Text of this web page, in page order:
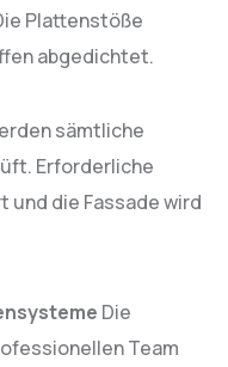
Plattenstöße
abgedichtet.
sämtliche
Erforderliche
die Fassade wird
Die
Team